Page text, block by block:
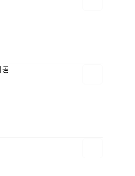
공조